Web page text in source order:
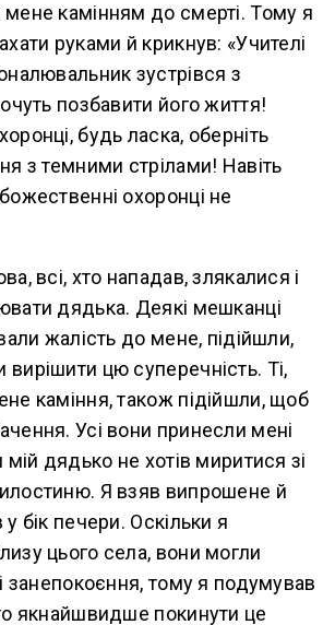
камінням до смерті. Тому я
руками й крикнув: «Учителі
зустрівся з
позбавити його життя!
будь ласка, оберніть
з темними стрілами! Навіть
охоронці не
всі, хто нападав, злякалися і
дядька. Деякі мешканці
жалість до мене, підійшли,
цю суперечність. Ті,
каміння, також підійшли, щоб
Усі вони принесли мені
мій дядько не хотів миритися зі
Я взяв випрошене й
бік печери. Оскільки я
цього села, вони могли
і занепокоєння, тому я подумував
якнайшвидше покинути це